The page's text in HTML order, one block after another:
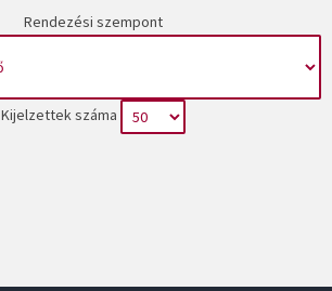
Rendezési szempont
Kijelzettek száma